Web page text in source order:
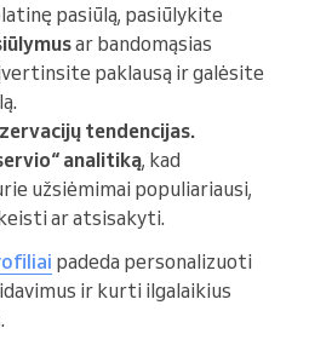
pasiūlą, pasiūlykite
ar bandomąsias
paklausą ir galėsite
tendencijas.
analitiką, kad
užsiėmimai populiariausi,
ar atsisakyti.
padeda personalizuoti
ir kurti ilgalaikius